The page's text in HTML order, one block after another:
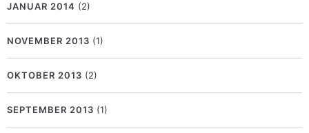
JANUAR 2014 (2)
NOVEMBER 2013 (1)
OKTOBER 2013 (2)
SEPTEMBER 2013 (1)